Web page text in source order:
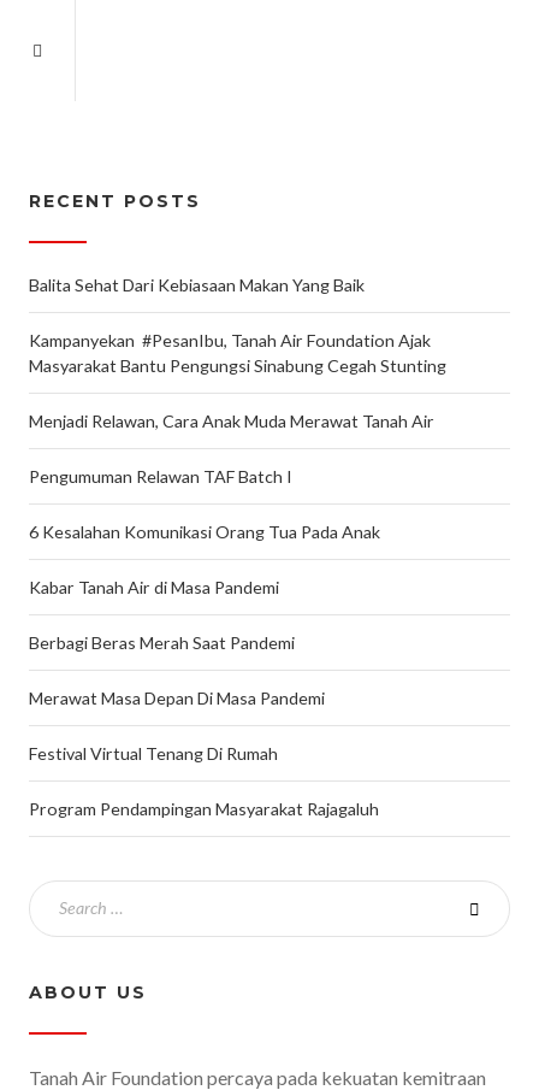
RECENT POSTS
Balita Sehat Dari Kebiasaan Makan Yang Baik
Kampanyekan #PesanIbu, Tanah Air Foundation Ajak
Masyarakat Bantu Pengungsi Sinabung Cegah Stunting
Menjadi Relawan, Cara Anak Muda Merawat Tanah Air
Pengumuman Relawan TAF Batch I
6 Kesalahan Komunikasi Orang Tua Pada Anak
Kabar Tanah Air di Masa Pandemi
Berbagi Beras Merah Saat Pandemi
Merawat Masa Depan Di Masa Pandemi
Festival Virtual Tenang Di Rumah
Program Pendampingan Masyarakat Rajagaluh
ABOUT US
Tanah Air Foundation percaya pada kekuatan kemitraan